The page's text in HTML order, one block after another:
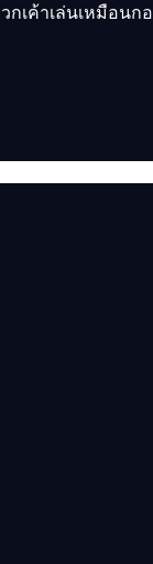
เค้าเล่นเหมือน